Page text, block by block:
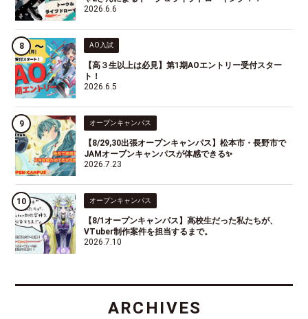
2026.6.6
AO入試
【高３生以上は必見】第1期AOエントリー受付スター
ト！
2026.6.5
オープンキャンパス
【8/29,30出張オープンキャンパス】松本市・長野市で
JAMオープンキャンパスが体感できる✨
2026.7.23
オープンキャンパス
【8/1オープンキャンパス】高校生だった私たちが、
VTuber制作案件を担当するまで。
2026.7.10
ARCHIVES